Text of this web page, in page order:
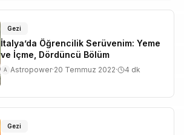
Gezi
İtalya’da Öğrencilik Serüvenim: Yeme
ve İçme, Dördüncü Bölüm
A Astropower·20 Temmuz 2022· 4 dk
Gezi